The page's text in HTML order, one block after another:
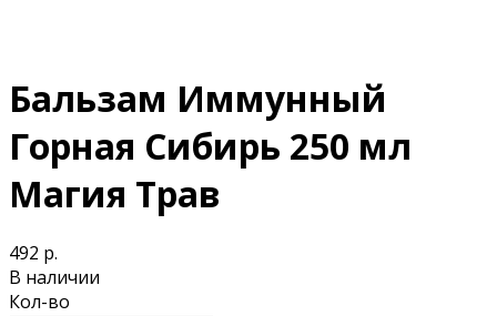
Бальзам Иммунный
Горная Сибирь 250 мл
Магия Трав
492 р.
В наличии
Кол-во